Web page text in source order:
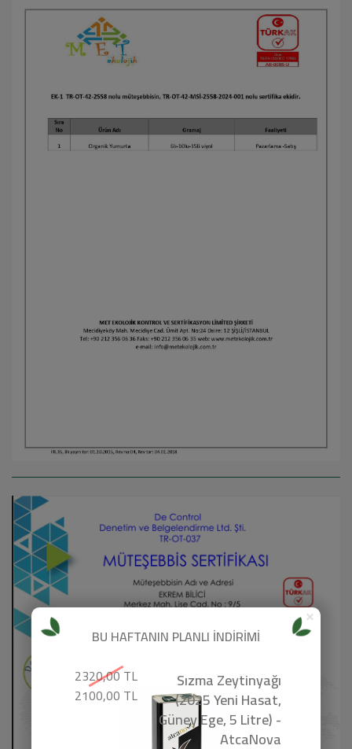
×
BU HAFTANIN PLANLI İNDİRİMİ
2320,00 TL
2100,00 TL
Sızma Zeytinyağı
(2025 Yeni Hasat,
Güney Ege, 5 Litre) -
AtcaNova